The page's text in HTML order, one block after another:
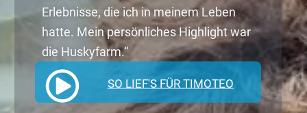
definitiv wieder, um hier noch viele, viele
Laufkilometer zu sammeln.“
SO LIEF'S FÜR TIMOTEO
SO LIEF'S FÜR PAULA